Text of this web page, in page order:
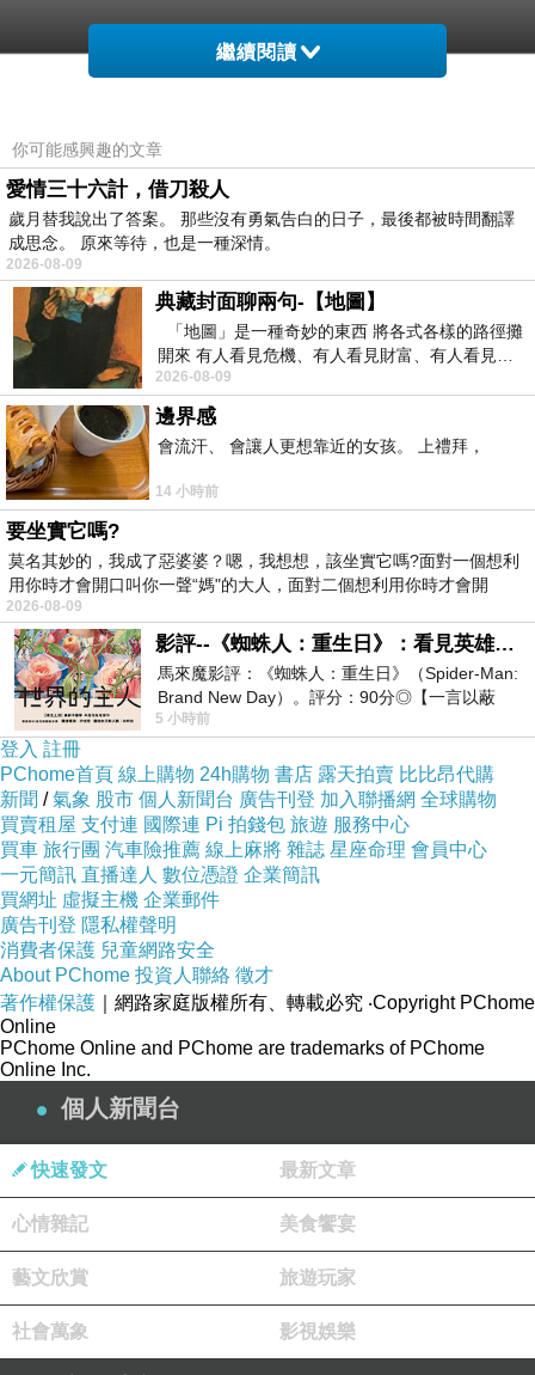
OB嚴選-蝴蝶結雙口袋長版上衣
擺脫一般口袋的單
調設計感，
這一款以超卡哇伊
的蝴蝶結造型打造
甜美女孩形象!
輕易地以獨特的細
節就能搶佔眾人目
光!
推薦內搭ㄧ件背心
長洋裝，
以寬鬆感穿出帶一
點慵懶的姿態，讓
妳變得比平常更吸
引人注意~
**********************
小提醒：口袋為真
建議單獨洗滌，手
洗或放洗衣袋洗最
佳喔(勿用熱水)
繼續閱讀
你可能感興趣的文章
愛情三十六計，借刀殺人
歲月替我說出了答案。 那些沒有勇氣告白的日子，最後都被時間翻譯
成思念。 原來等待，也是一種深情。
2026-08-09
典藏封面聊兩句-【地圖】
「地圖」是一種奇妙的東西 將各式各樣的路徑攤
開來 有人看見危機、有人看見財富、有人看見…
從中可以發掘出不同的
2026-08-09
邊界感
會流汗、 會讓人更想靠近的女孩。 上禮拜，
14 小時前
要坐實它嗎?
莫名其妙的，我成了惡婆婆？嗯，我想想，該坐實它嗎?面對一個想利
用你時才會開口叫你一聲“媽"的大人，面對二個想利用你時才會開
2026-08-09
影評--《蜘蛛人：重生日》：看見英雄的孤獨與重生
馬來魔影評：《蜘蛛人：重生日》（Spider-Man:
Brand New Day）。評分：90分◎【一言以蔽
之】：一個失去一切的英雄，學會放下孤獨、
5 小時前
登入 註冊
PChome首頁 線上購物 24h購物 書店 露天拍賣 比比昂代購
新聞 /氣象 股市 個人新聞台 廣告刊登 加入聯播網 全球購物
買賣租屋 支付連 國際連 Pi 拍錢包 旅遊 服務中心
買車 旅行團 汽車險推薦 線上麻將 雜誌 星座命理 會員中心
一元簡訊 直播達人 數位憑證 企業簡訊
買網址 虛擬主機 企業郵件
廣告刊登 隱私權聲明
消費者保護 兒童網路安全
About PChome 投資人聯絡 徵才
著作權保護 ｜網路家庭版權所有、轉載必究 ‧Copyright PChome
Online
PChome Online and PChome are trademarks of PChome
Online Inc.
個人新聞台
快速發文 最新文章
心情雜記 美食饗宴
藝文欣賞 旅遊玩家
社會萬象 影視娛樂